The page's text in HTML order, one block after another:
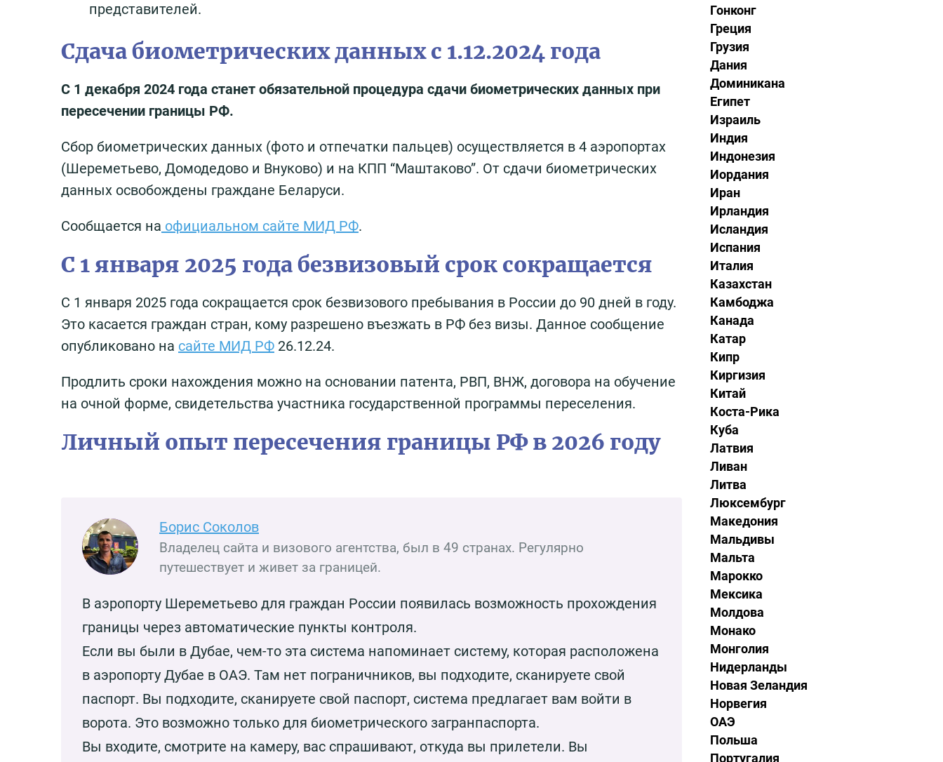
представителей.
Сдача биометрических данных с 1.12.2024 года
С 1 декабря 2024 года станет обязательной процедура сдачи биометрических данных при
пересечении границы РФ.
Сбор биометрических данных (фото и отпечатки пальцев) осуществляется в 4 аэропортах
(Шереметьево, Домодедово и Внуково) и на КПП “Маштаково”. От сдачи биометрических
данных освобождены граждане Беларуси.
Сообщается на официальном сайте МИД РФ.
С 1 января 2025 года безвизовый срок сокращается
С 1 января 2025 года сокращается срок безвизового пребывания в России до 90 дней в году.
Это касается граждан стран, кому разрешено въезжать в РФ без визы. Данное сообщение
опубликовано на сайте МИД РФ 26.12.24.
Продлить сроки нахождения можно на основании патента, РВП, ВНЖ, договора на обучение
на очной форме, свидетельства участника государственной программы переселения.
Личный опыт пересечения границы РФ в 2026 году
Борис Соколов
Владелец сайта и визового агентства, был в 49 странах. Регулярно
путешествует и живет за границей.
В аэропорту Шереметьево для граждан России появилась возможность прохождения
границы через автоматические пункты контроля.
Если вы были в Дубае, чем-то эта система напоминает систему, которая расположена
в аэропорту Дубае в ОАЭ. Там нет пограничников, вы подходите, сканируете свой
паспорт. Вы подходите, сканируете свой паспорт, система предлагает вам войти в
ворота. Это возможно только для биометрического загранпаспорта.
Вы входите, смотрите на камеру, вас спрашивают, откуда вы прилетели. Вы
Гонконг
Греция
Грузия
Дания
Доминикана
Египет
Израиль
Индия
Индонезия
Иордания
Иран
Ирландия
Исландия
Испания
Италия
Казахстан
Камбоджа
Канада
Катар
Кипр
Киргизия
Китай
Коста-Рика
Куба
Латвия
Ливан
Литва
Люксембург
Македония
Мальдивы
Мальта
Марокко
Мексика
Молдова
Монако
Монголия
Нидерланды
Новая Зеландия
Норвегия
ОАЭ
Польша
Португалия